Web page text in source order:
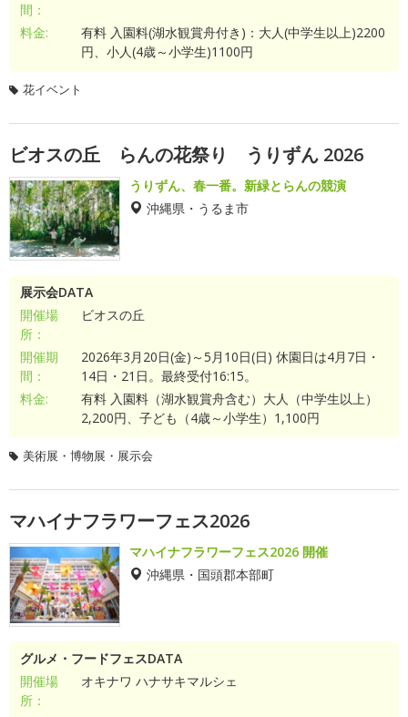
間：
料金:
有料 入園料(湖水観賞舟付き)：大人(中学生以上)2200
円、小人(4歳～小学生)1100円
花イベント
ビオスの丘 らんの花祭り うりずん 2026
うりずん、春一番。新緑とらんの競演
沖縄県・うるま市
展示会DATA
開催場
所：
ビオスの丘
開催期
間：
2026年3月20日(金)～5月10日(日) 休園日は4月7日・
14日・21日。最終受付16:15。
料金:
有料 入園料（湖水観賞舟含む）大人（中学生以上）
2,200円、子ども（4歳～小学生）1,100円
美術展・博物展・展示会
マハイナフラワーフェス2026
マハイナフラワーフェス2026 開催
沖縄県・国頭郡本部町
グルメ・フードフェスDATA
開催場
所：
オキナワ ハナサキマルシェ